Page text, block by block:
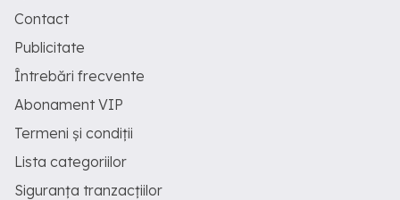
Contact
Publicitate
Întrebări frecvente
Abonament VIP
Termeni și condiții
Lista categoriilor
Siguranța tranzacțiilor